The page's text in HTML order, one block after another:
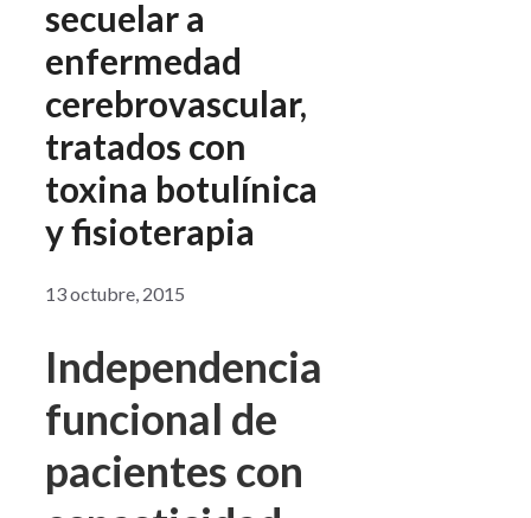
secuelar a
enfermedad
cerebrovascular,
tratados con
toxina botulínica
y fisioterapia
13 octubre, 2015
Independencia
funcional de
pacientes con